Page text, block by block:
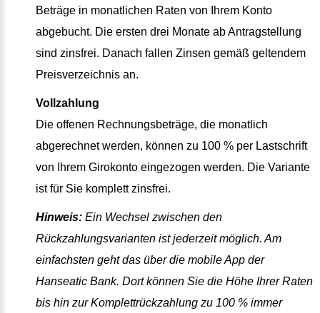
Beträge in monatlichen Raten von Ihrem Konto
abgebucht. Die ersten drei Monate ab Antragstellung
sind zinsfrei. Danach fallen Zinsen gemäß geltendem
Preisverzeichnis an.
Vollzahlung
Die offenen Rechnungsbeträge, die monatlich
abgerechnet werden, können zu 100 % per Lastschrift
von Ihrem Girokonto eingezogen werden. Die Variante
ist für Sie komplett zinsfrei.
Hinweis: Ein Wechsel zwischen den
Rückzahlungsvarianten ist jederzeit möglich. Am
einfachsten geht das über die mobile App der
Hanseatic Bank. Dort können Sie die Höhe Ihrer Raten
bis hin zur Komplettrückzahlung zu 100 % immer